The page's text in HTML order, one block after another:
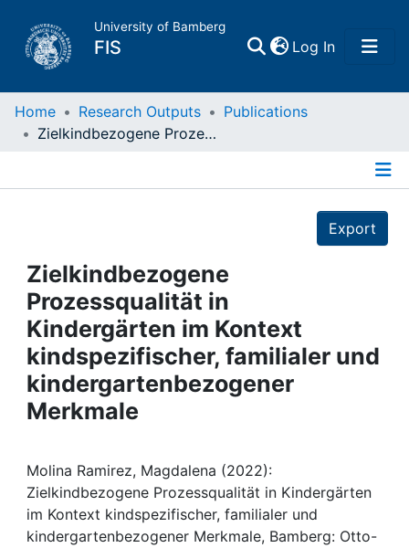
University of Bamberg
FIS Log In(current)
Home
Projects
People
Institutions
Awards
Help
Home Research Outputs
Publications
Zielkindbezogene Prozessqualität in Kindergärten im Kontext kindspezifischer, familialer und kindergartenbezogener Merkmale
Export
Zielkindbezogene
Prozessqualität in
Kindergärten im Kontext
kindspezifischer, familialer und
kindergartenbezogener
Merkmale
Molina Ramirez, Magdalena (2022):
Zielkindbezogene Prozessqualität in Kindergärten
im Kontext kindspezifischer, familialer und
kindergartenbezogener Merkmale, Bamberg: Otto-